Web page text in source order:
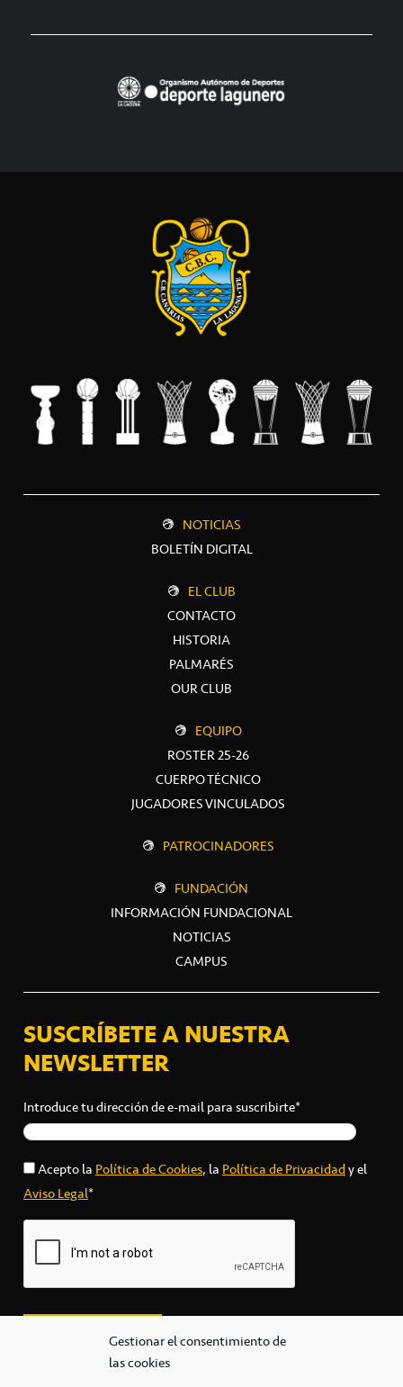
Gestionar el consentimiento de
las cookies
NOTICIAS
BOLETÍN DIGITAL
EL CLUB
CONTACTO
HISTORIA
PALMARÉS
OUR CLUB
EQUIPO
ROSTER 25-26
CUERPO TÉCNICO
JUGADORES VINCULADOS
PATROCINADORES
FUNDACIÓN
INFORMACIÓN FUNDACIONAL
NOTICIAS
CAMPUS
SUSCRÍBETE A NUESTRA
NEWSLETTER
Introduce tu dirección de e-mail para suscribirte*
Acepto laPolítica de Cookies, laPolítica de Privacidady el
Aviso Legal*